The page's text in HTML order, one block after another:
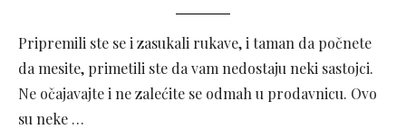
Pripremili ste se i zasukali rukave, i taman da počnete
da mesite, primetili ste da vam nedostaju neki sastojci.
Ne očajavajte i ne zalećite se odmah u prodavnicu. Ovo
su neke …